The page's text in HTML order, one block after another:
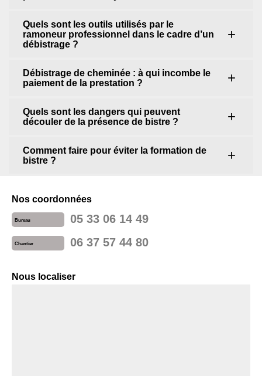
Quels sont les outils utilisés par le
ramoneur professionnel dans le cadre d’un
débistrage ?
Débistrage de cheminée : à qui incombe le
paiement de la prestation ?
Quels sont les dangers qui peuvent
découler de la présence de bistre ?
Comment faire pour éviter la formation de
bistre ?
Nos coordonnées
Bureau 05 33 06 14 49
Chantier 06 37 57 44 80
Nous localiser